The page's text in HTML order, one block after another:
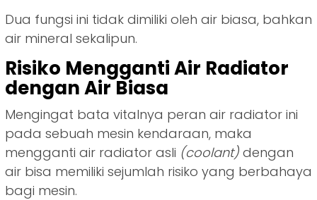
Dua fungsi ini tidak dimiliki oleh air biasa, bahkan
air mineral sekalipun.
Risiko Mengganti Air Radiator
dengan Air Biasa
Mengingat bata vitalnya peran air radiator ini
pada sebuah mesin kendaraan, maka
mengganti air radiator asli (coolant) dengan
air bisa memiliki sejumlah risiko yang berbahaya
bagi mesin.